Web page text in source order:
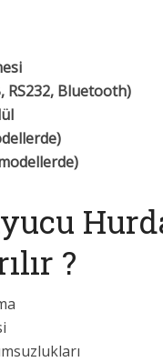
RS232, Bluetooth)
?